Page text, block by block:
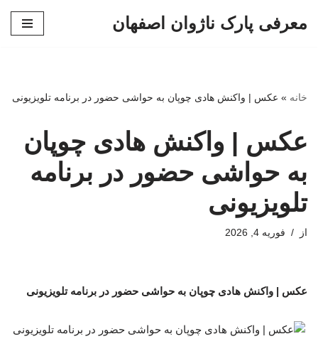
معرفی پارک ناژوان اصفهان
خانه » عکس | واکنش هادی چوپان به حواشی حضور در برنامه تلویزیونی
عکس | واکنش هادی چوپان
به حواشی حضور در برنامه
تلویزیونی
از فوریه 4, 2026
عکس | واکنش هادی چوپان به حواشی حضور در برنامه تلویزیونی